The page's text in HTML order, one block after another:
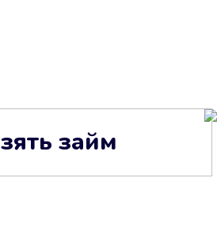
займ